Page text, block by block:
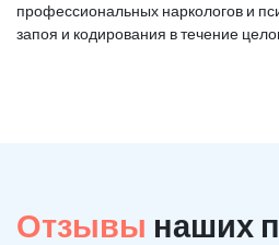
профессиональных наркологов и
запоя и кодирования в течение
Отзывы наших